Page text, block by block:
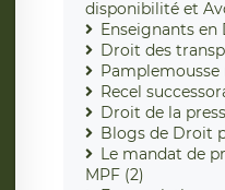
disponibilité et
Enseignants en
Droit des
Pamplemousse
Recel
Droit de la
Blogs de Droit
Le mandat de
MPF (2)